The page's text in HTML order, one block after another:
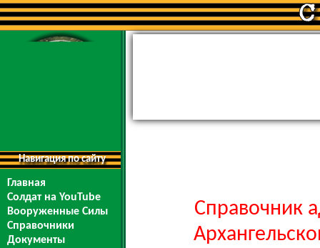
Навигация по сайту
Главная
Солдат на YouTube
Вооруженные Силы
Справочники
Документы
Справочник